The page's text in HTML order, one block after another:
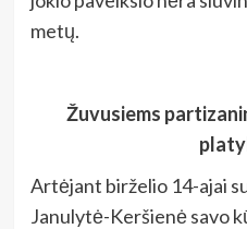
metų.
Žuvusiems
Artėjant birželio 14-ajai
Janulytė-Keršienė savo